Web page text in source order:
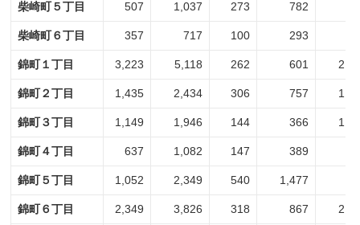
柴崎町５丁目 507 1,037 273 782
柴崎町６丁目 357 717 100 293
錦町１丁目 3,223 5,118 262 601
錦町２丁目 1,435 2,434 306 757
錦町３丁目 1,149 1,946 144 366
錦町４丁目 637 1,082 147 389
錦町５丁目 1,052 2,349 540 1,477
錦町６丁目 2,349 3,826 318 867